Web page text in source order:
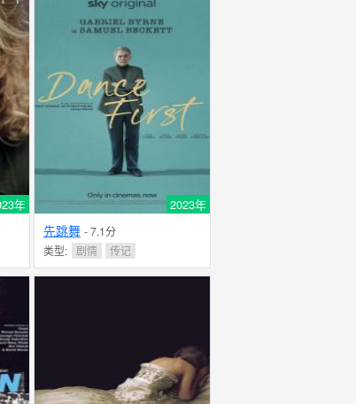
年 2023年
先跳舞 - 7.1分
类型: 剧情 传记